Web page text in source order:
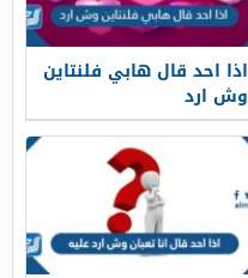
اذا احد قال هابي فلنتاين
وش ارد